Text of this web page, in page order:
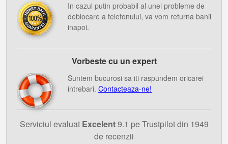
In cazul putin probabil al unei probleme de
deblocare a telefonului, va vom returna banii
inapoi.
Vorbeste cu un expert
Suntem bucurosi sa iti raspundem oricarei
intrebari. Contacteaza-ne!
Serviciul evaluat Excelent9.1 pe Trustpilot din 1949
de recenzii